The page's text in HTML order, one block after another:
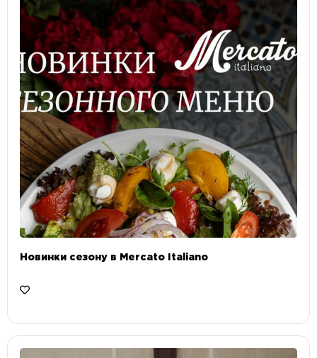
Новинки сезону в Mercato Italiano